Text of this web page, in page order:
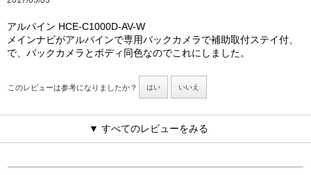
アルパイン HCE-C1000D-AV-W
メインナビがアルパインで専用バックカメラで補助取付ステイ付、
で、バックカメラとボディ同色なのでこれにしました。
このレビューは参考になりましたか？ はい いいえ
▼ すべてのレビューをみる